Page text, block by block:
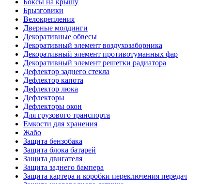
Боксы на крышу
Брызговики
Велокрепления
Дверные молдинги
Декоративные обвесы
Декоративный элемент воздухозаборника
Декоративный элемент противотуманных фар
Декоративный элемент решетки радиатора
Дефлектор заднего стекла
Дефлектор капота
Дефлектор люка
Дефлекторы
Дефлекторы окон
Для грузового транспорта
Емкости для хранения
Жабо
Защита бензобака
Защита блока батарей
Защита двигателя
Защита заднего бампера
Защита картера и коробки переключения передач